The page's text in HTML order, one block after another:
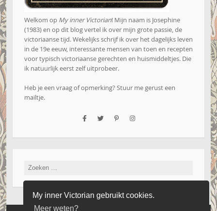
My inner Victorian gebruikt cookies.
Meer weten?
Welkom op My inner Victorian! Mijn naam is Josephine
(1983) en op dit blog vertel ik over mijn grote passie, de
victoriaanse tijd. Wekelijks schrijf ik over het dagelijks leven
in de 19e eeuw, interessante mensen van toen en recepten
voor typisch victoriaanse gerechten en huismiddeltjes. Die
ik natuurlijk eerst zelf uitprobeer.
Heb je een vraag of opmerking? Stuur me gerust een
mailtje.
Zoeken